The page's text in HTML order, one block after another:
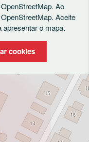
Ao
Aceite
o mapa.
cookies